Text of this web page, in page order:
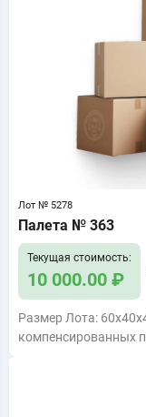
Лот № 5278
Палета № 363
Текущая стоимость:
10 000.00 ₽
Размер Лота:
компенсированных